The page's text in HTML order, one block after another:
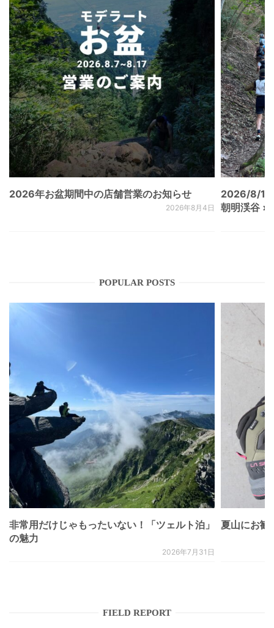
2026年お盆期間中の店舗営業のお知らせ
2026年8月4日
2026/8/
朝明渓谷 ×
POPULAR POSTS
非常用だけじゃもったいない！「ツェルト泊」
の魅力
2026年7月31日
夏山にお
FIELD REPORT